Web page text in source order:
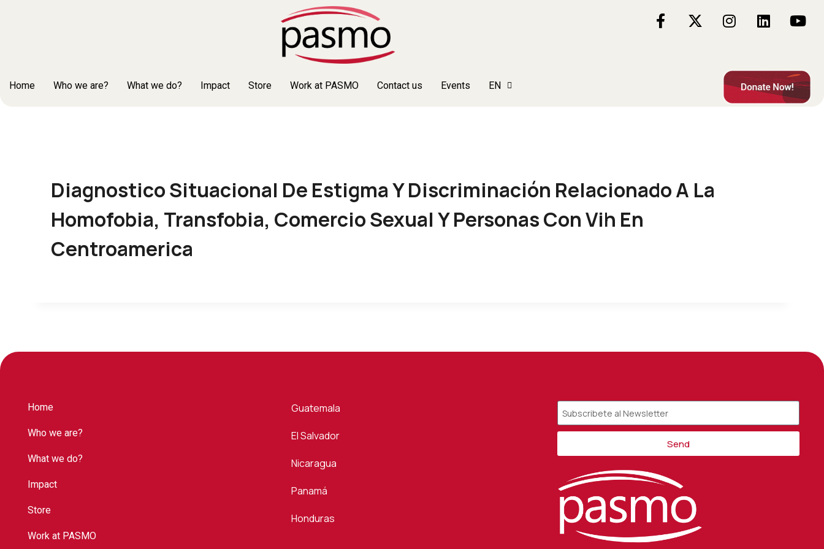
Home Who we are? What we do? Impact Store Work at PASMO Contact us Events EN
Diagnostico Situacional De Estigma Y Discriminación Relacionado A La
Homofobia, Transfobia, Comercio Sexual Y Personas Con Vih En
Centroamerica
Home
Who we are?
What we do?
Impact
Store
Work at PASMO
Guatemala
El Salvador
Nicaragua
Panamá
Honduras
Send